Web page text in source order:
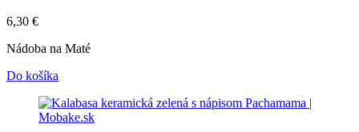
6,30 €
Nádoba na Maté
Do košíka